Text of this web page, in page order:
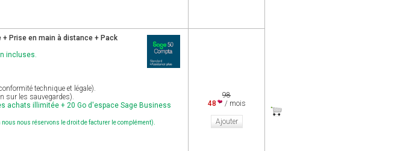
Prise en main à distance + Pack
incluses.
technique et légale).
sur les sauvegardes).
achats illimitée + 20 Go d'espace Sage Business
nous nous réservons le droit de facturer le complément).
98
48
/ mois
Ajouter